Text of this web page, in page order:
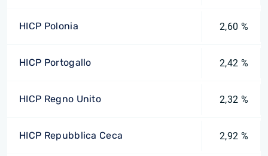
HICP Polonia 2,60 %
HICP Portogallo 2,42 %
HICP Regno Unito 2,32 %
HICP Repubblica Ceca 2,92 %